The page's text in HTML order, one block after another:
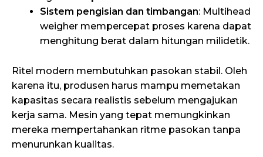
Sistem pengisian dan timbangan: Multihead
weigher mempercepat proses karena dapat
menghitung berat dalam hitungan milidetik.
Ritel modern membutuhkan pasokan stabil. Oleh
karena itu, produsen harus mampu memetakan
kapasitas secara realistis sebelum mengajukan
kerja sama. Mesin yang tepat memungkinkan
mereka mempertahankan ritme pasokan tanpa
menurunkan kualitas.